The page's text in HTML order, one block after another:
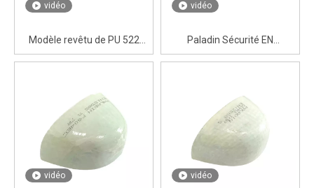
vidéo
Modèle revêtu de PU 522
Capulet d'orteil en fibre de
sécurité industrielle
vidéo
Paladin Sécurité EN
ISO22568-2 Caps d'orteils en
vidéo vidéo